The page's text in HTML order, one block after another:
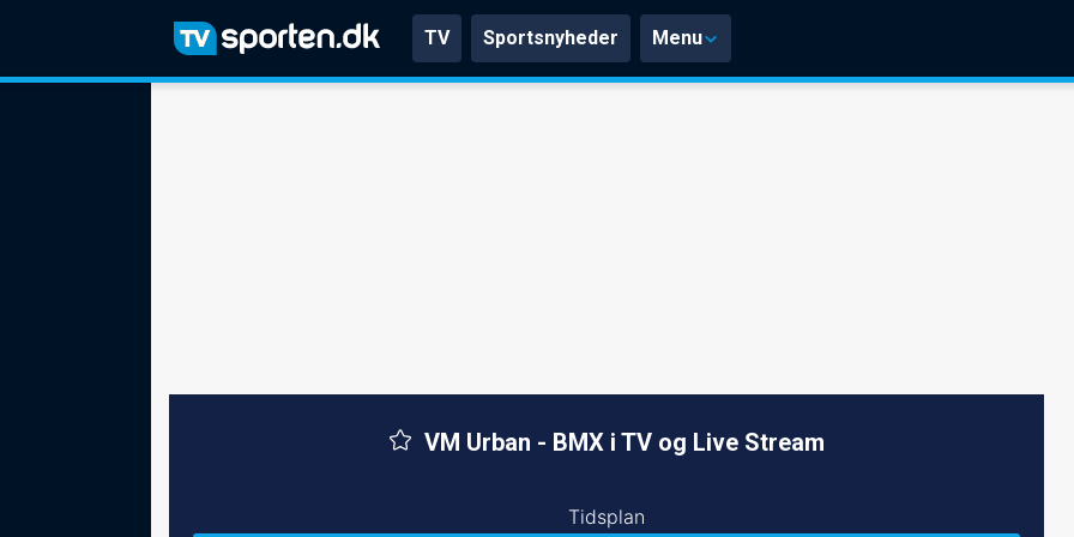
TV Sportsnyheder Menu
VM Urban - BMX i TV og Live Stream
Tidsplan